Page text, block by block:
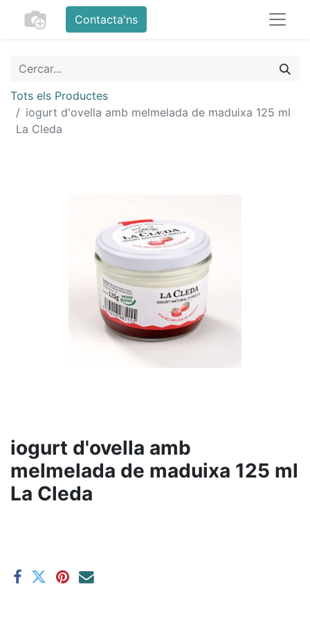
Contacta'ns
Tots els Productes
iogurt d'ovella amb melmelada de maduixa 125 ml
La Cleda
iogurt d'ovella amb
melmelada de maduixa 125 ml
La Cleda